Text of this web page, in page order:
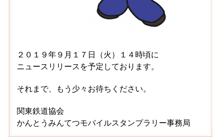
２０１９年９月１７日（火）１４時頃に
ニュースリリースを予定しております。
それまで、もう少々お待ちください。
関東鉄道協会
かんとうみんてつモバイルスタンプラリー事務局